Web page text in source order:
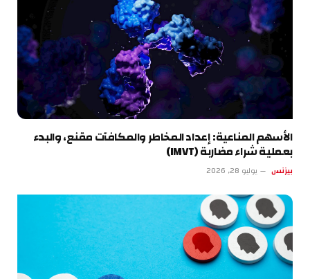
الأسهم المناعية: إعداد المخاطر والمكافآت مقنع، والبدء
بعملية شراء مضاربة (IMVT)
بيزنس يوليو 28, 2026